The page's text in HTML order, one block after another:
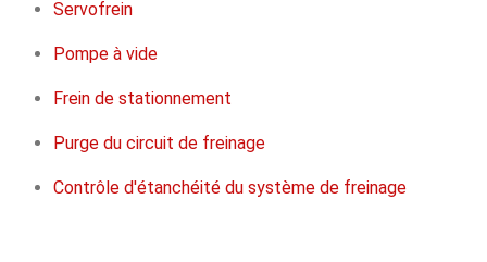
Servofrein
Pompe à vide
Frein de stationnement
Purge du circuit de freinage
Contrôle d'étanchéité du système de freinage